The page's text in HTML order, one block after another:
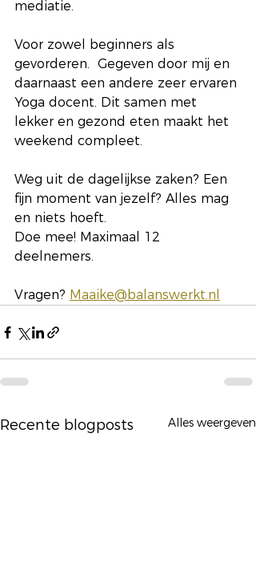
mediatie.
Voor zowel beginners als
gevorderen.  Gegeven door mij en
daarnaast een andere zeer ervaren
Yoga docent. Dit samen met
lekker en gezond eten maakt het
weekend compleet.
Weg uit de dagelijkse zaken? Een
fijn moment van jezelf? Alles mag
en niets hoeft.
Doe mee! Maximaal 12
deelnemers.
Vragen? Maaike@balanswerkt.nl
Recente blogposts Alles weergeven